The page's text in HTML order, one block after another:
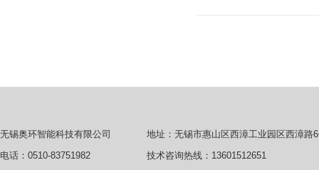
无锡奥环智能科技有限公司
电话：0510-83751982
地址：无锡市惠山区西漳工业园区西漳路
技术咨询热线：13601512651